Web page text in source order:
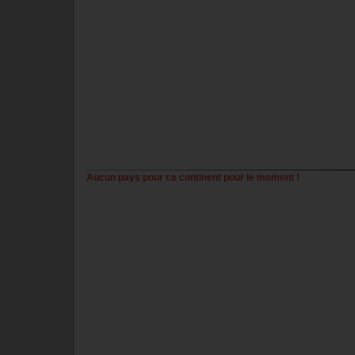
Aucun pays pour ce continent pour le moment !